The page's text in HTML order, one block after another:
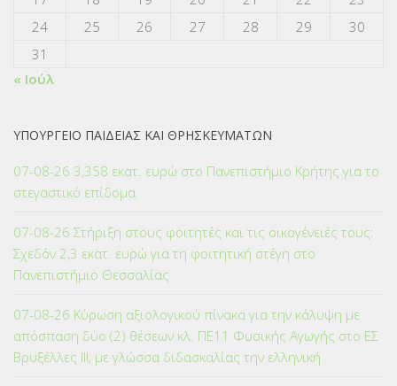
24
25 26 27 28 29
30
31
« Ιούλ
ΥΠΟΥΡΓΕΙΟ ΠΑΙΔΕΙΑΣ ΚΑΙ ΘΡΗΣΚΕΥΜΑΤΩΝ
07-08-26 3,358 εκατ. ευρώ στο Πανεπιστήμιο Κρήτης για το
στεγαστικό επίδομα
07-08-26 Στήριξη στους φοιτητές και τις οικογένειές τους:
Σχεδόν 2,3 εκατ. ευρώ για τη φοιτητική στέγη στο
Πανεπιστήμιο Θεσσαλίας
07-08-26 Κύρωση αξιολογικού πίνακα για την κάλυψη με
απόσπαση δύο (2) θέσεων κλ. ΠΕ11 Φυσικής Αγωγής στο ΕΣ
Βρυξέλλες ΙΙΙ, με γλώσσα διδασκαλίας την ελληνική